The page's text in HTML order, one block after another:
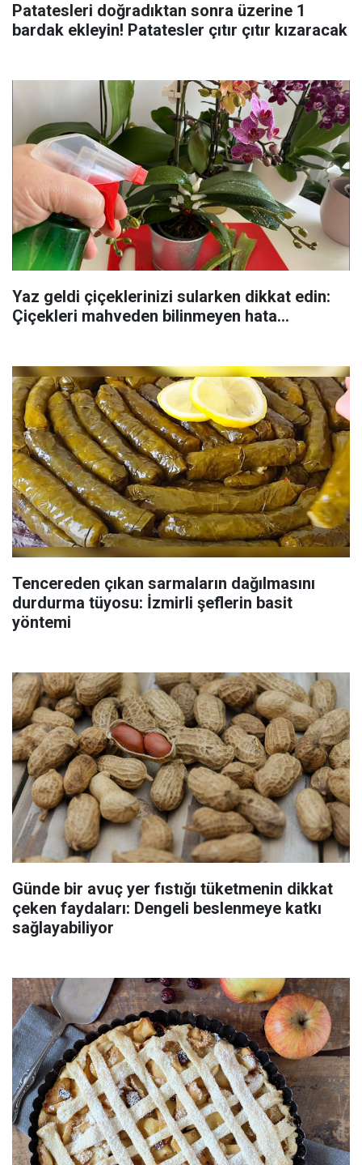
Patatesleri doğradıktan sonra üzerine 1
bardak ekleyin! Patatesler çıtır çıtır kızaracak
Yaz geldi çiçeklerinizi sularken dikkat edin:
Çiçekleri mahveden bilinmeyen hata...
Tencereden çıkan sarmaların dağılmasını
durdurma tüyosu: İzmirli şeflerin basit
yöntemi
Günde bir avuç yer fıstığı tüketmenin dikkat
çeken faydaları: Dengeli beslenmeye katkı
sağlayabiliyor